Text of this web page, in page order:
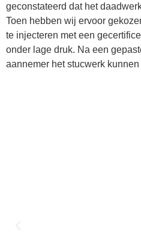
geconstateerd dat het
Toen hebben wij ervoor
te injecteren met een
onder lage druk. Na een
aannemer het stucwerk